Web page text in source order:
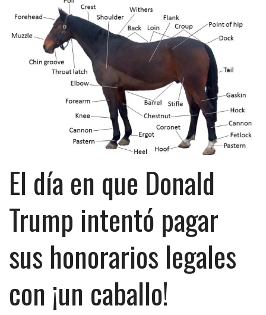
El día en que Donald
Trump intentó pagar
sus honorarios legales
con ¡un caballo!